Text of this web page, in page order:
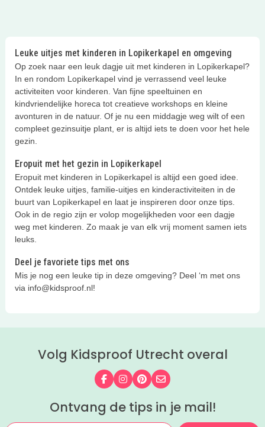
Leuke uitjes met kinderen in Lopikerkapel en omgeving
Op zoek naar een leuk dagje uit met kinderen in Lopikerkapel?
In en rondom Lopikerkapel vind je verrassend veel leuke
activiteiten voor kinderen. Van fijne speeltuinen en
kindvriendelijke horeca tot creatieve workshops en kleine
avonturen in de natuur. Of je nu een middagje weg wilt of een
compleet gezinsuitje plant, er is altijd iets te doen voor het hele
gezin.
Eropuit met het gezin in Lopikerkapel
Eropuit met kinderen in Lopikerkapel is altijd een goed idee.
Ontdek leuke uitjes, familie-uitjes en kinderactiviteiten in de
buurt van Lopikerkapel en laat je inspireren door onze tips.
Ook in de regio zijn er volop mogelijkheden voor een dagje
weg met kinderen. Zo maak je van elk vrij moment samen iets
leuks.
Deel je favoriete tips met ons
Mis je nog een leuke tip in deze omgeving? Deel ‘m met ons
via info@kidsproof.nl!
Volg Kidsproof Utrecht overal
Volg ons op Facebook
Volg ons op Instagram
Volg ons op Pinterest
Mail ons
Ontvang de tips in je mail!